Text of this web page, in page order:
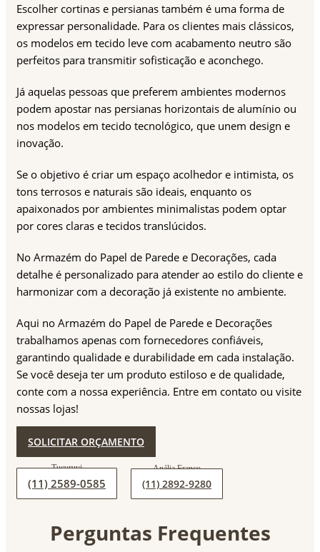
Escolher cortinas e persianas também é uma forma de
expressar personalidade. Para os clientes mais clássicos,
os modelos em tecido leve com acabamento neutro são
perfeitos para transmitir sofisticação e aconchego.
Já aquelas pessoas que preferem ambientes modernos
podem apostar nas persianas horizontais de alumínio ou
nos modelos em tecido tecnológico, que unem design e
inovação.
Se o objetivo é criar um espaço acolhedor e intimista, os
tons terrosos e naturais são ideais, enquanto os
apaixonados por ambientes minimalistas podem optar
por cores claras e tecidos translúcidos.
No Armazém do Papel de Parede e Decorações, cada
detalhe é personalizado para atender ao estilo do cliente e
harmonizar com a decoração já existente no ambiente.
Aqui no Armazém do Papel de Parede e Decorações
trabalhamos apenas com fornecedores confiáveis,
garantindo qualidade e durabilidade em cada instalação.
Se você deseja ter um produto estiloso e de qualidade,
conte com a nossa experiência. Entre em contato ou visite
nossas lojas!
SOLICITAR ORÇAMENTO
(11) 2589-0585 (11) 2892-9280
Perguntas Frequentes